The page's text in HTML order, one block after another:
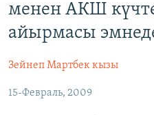
САЯСАТ
МАДАНИЯТ
ДҮЙНӨ
УКРАИНА
ТВ ПРОГРАММАЛАР
БҮГҮН АЗАТТЫКТА
ПОДКАСТ
менен АКШ
айырмасы
Зейнеп Мартбек кызы
15-Февраль, 2009